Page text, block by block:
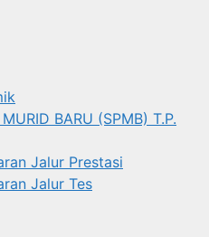
BARU (SPMB) T.P.
Jalur Prestasi
Jalur Tes